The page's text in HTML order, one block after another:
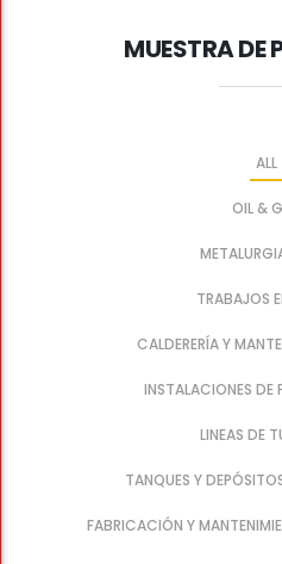
MUESTRA DE
ALL
OIL &
TRABAJOS
CALDERERÍA Y
INSTALACIONES DE
LINEAS DE
TANQUES Y
FABRICACIÓN Y